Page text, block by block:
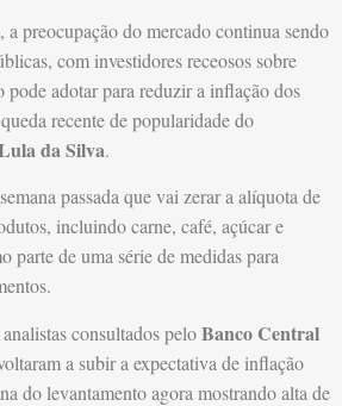
a preocupação do mercado continua sendo
com investidores receosos sobre
pode adotar para reduzir a inflação dos
recente de popularidade do
da Silva.
passada que vai zerar a alíquota de
incluindo carne, café, açúcar e
parte de uma série de medidas para
consultados peloBanco Central
a subir a expectativa de inflação
do levantamento agora mostrando alta de